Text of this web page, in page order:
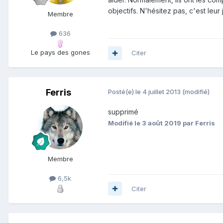
Membre
636
Le pays des gones
objectifs. N'hésitez pas, c'est leur
Citer
Ferris
Membre
6,5k
Posté(e) le 4 juillet 2013 (modifié)
supprimé
Modifié le 3 août 2019 par Ferris
Citer